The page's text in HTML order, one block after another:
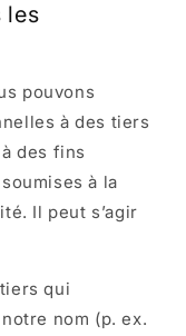
les
pouvons
à des tiers
des fins
à la
Il peut s’agir
qui
nom (p. ex.